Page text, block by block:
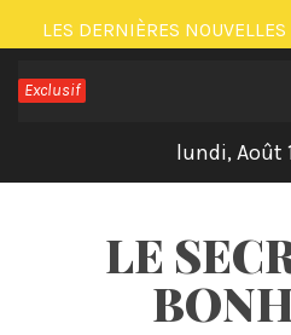
Passer
au
contenu
LES DERNIÈRES NOUVELLES
Exclusif
lundi, Août
LE